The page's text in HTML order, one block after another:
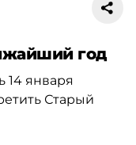
год
14 января
Старый